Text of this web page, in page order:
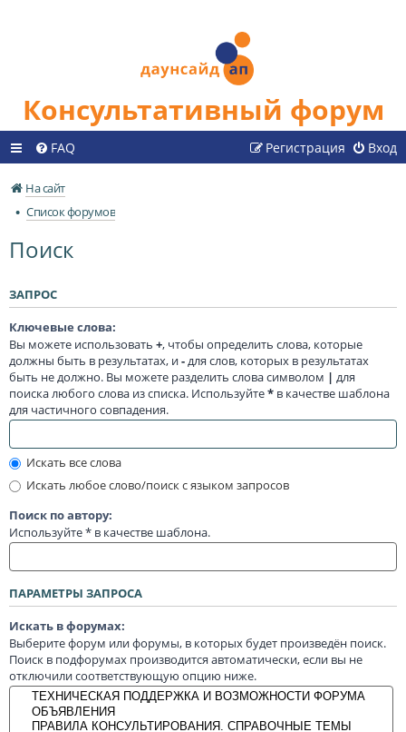
Консультативный форум
FAQ Вход
Регистрация
На сайт
Список форумов
Поиск
ЗАПРОС
Ключевые слова:
Вы можете использовать +, чтобы определить слова, которые
должны быть в результатах, и- для слов, которых в результатах
быть не должно. Вы можете разделить слова символом | для
поиска любого слова из списка. Используйте* в качестве шаблона
для частичного совпадения.
Искать все слова
Искать любое слово/поиск с языком запросов
Поиск по автору:
Используйте * в качестве шаблона.
ПАРАМЕТРЫ ЗАПРОСА
Искать в форумах:
Выберите форум или форумы, в которых будет произведён поиск.
Поиск в подфорумах производится автоматически, если вы не
отключили соответствующую опцию ниже.